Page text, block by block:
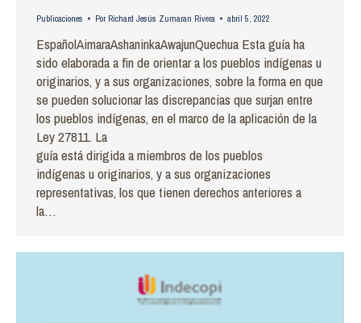
Publicaciones Por Richard Jesús Zumaran Rivera abril 5, 2022
EspañolAimaraAshaninkaAwajunQuechua Esta guía ha
sido elaborada a fin de orientar a los pueblos indígenas u
originarios, y a sus organizaciones, sobre la forma en que
se pueden solucionar las discrepancias que surjan entre
los pueblos indígenas, en el marco de la aplicación de la
Ley 27811. La
guía está dirigida a miembros de los pueblos
indígenas u originarios, y a sus organizaciones
representativas, los que tienen derechos anteriores a
la…